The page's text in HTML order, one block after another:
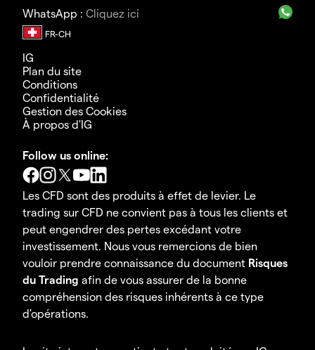
WhatsApp : Cliquez ici
IG
Plan du site
Conditions
Confidentialité
Gestion des Cookies
À propos d'IG
Follow us online:
Les CFD sont des produits à effet de levier. Le
trading sur CFD ne convient pas à tous les clients et
peut engendrer des pertes excédant votre
investissement. Nous vous remercions de bien
vouloir prendre connaissance du document Risques
du Trading afin de vous assurer de la bonne
compréhension des risques inhérents à ce type
d'opérations.